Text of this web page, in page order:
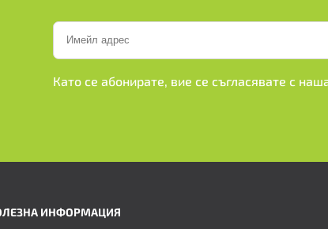
Като се абонирате, вие се съгласявате с
ИНФОРМАЦИЯ